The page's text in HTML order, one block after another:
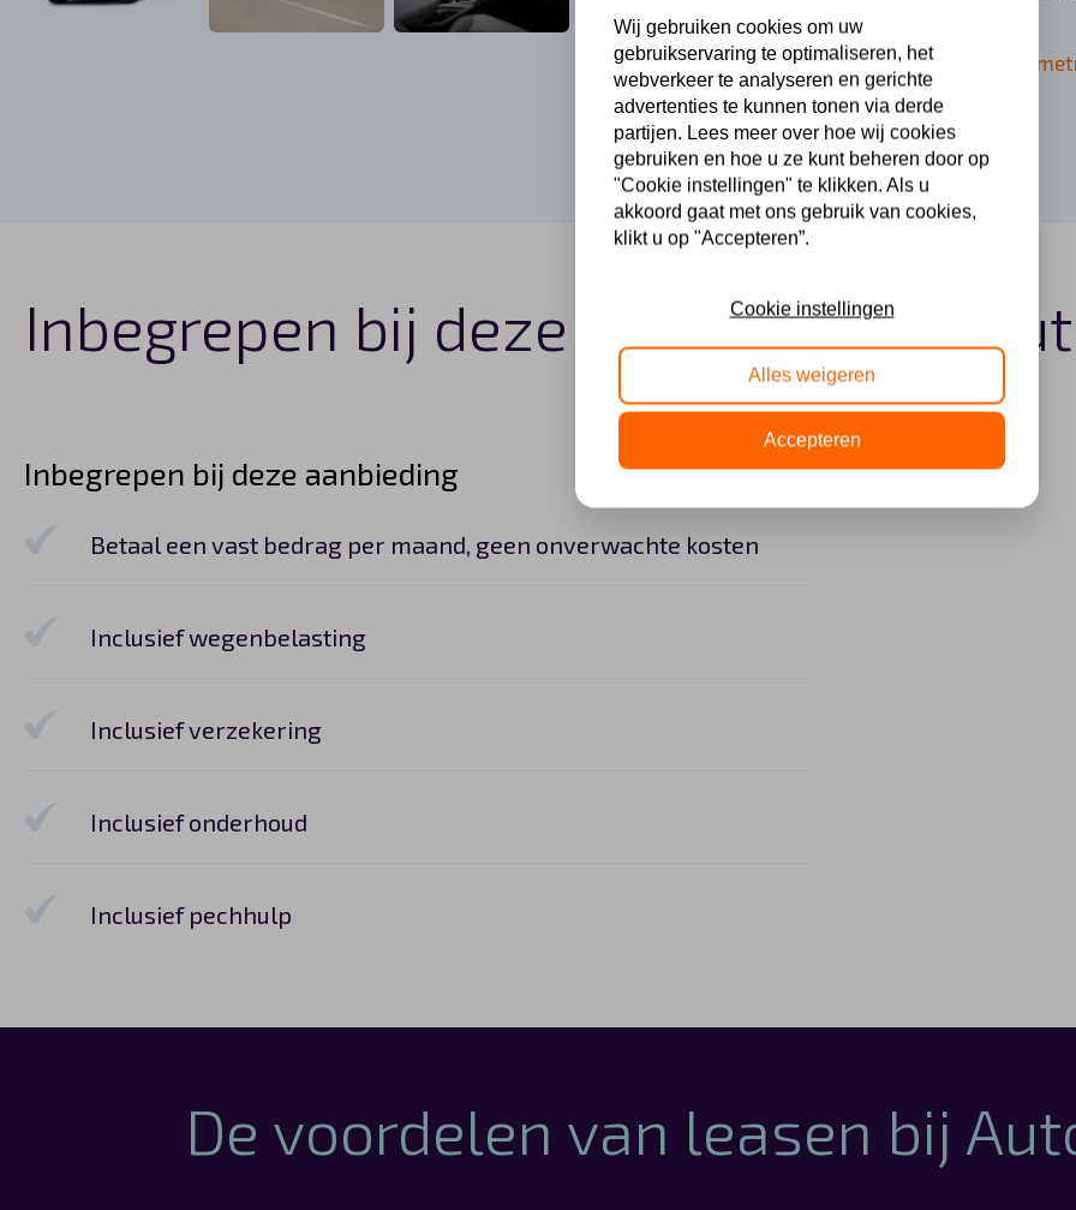
Andere looptijden en
Inbegrepen bij deze Kia Niro lease
Inbegrepen bij deze aanbieding
Betaal een vast bedrag per maand, geen onverwachte kosten
Inclusief wegenbelasting
Inclusief verzekering
Inclusief onderhoud
Inclusief pechhulp
De voordelen van leasen bij
Wij gebruiken cookies om uw
gebruikservaring te optimaliseren, het
webverkeer te analyseren en gerichte
advertenties te kunnen tonen via derde
partijen. Lees meer over hoe wij cookies
gebruiken en hoe u ze kunt beheren door op
"Cookie instellingen" te klikken. Als u
akkoord gaat met ons gebruik van cookies,
klikt u op "Accepteren”.
Cookie instellingen
Alles weigeren
Accepteren